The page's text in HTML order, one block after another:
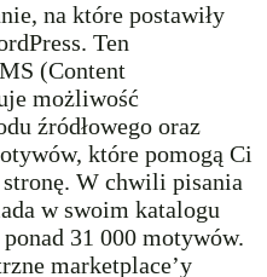
na które postawiły
Ten
(Content
możliwość
źródłowego oraz
które pomogą Ci
W chwili pisania
w swoim katalogu
31 000 motywów.
marketplace’y